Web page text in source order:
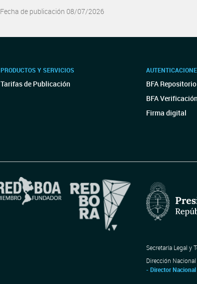
Fecha de publicación 08/07/2026
PRODUCTOS Y SERVICIOS
Tarifas de Publicación
BFA
BFA Verificación
Firma digital
Secretaría Legal y
Dirección
- Director Nacional